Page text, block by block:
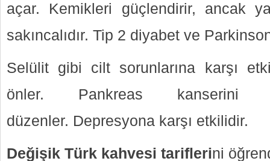
açar. Kemikleri güçlendirir, ancak
sakıncalıdır. Tip 2 diyabet ve
Selülit gibi cilt sorunlarına karşı
önler. Pankreas kanserini
düzenler. Depresyona karşı etkilidir.
Değişik Türk kahvesi tariflerini